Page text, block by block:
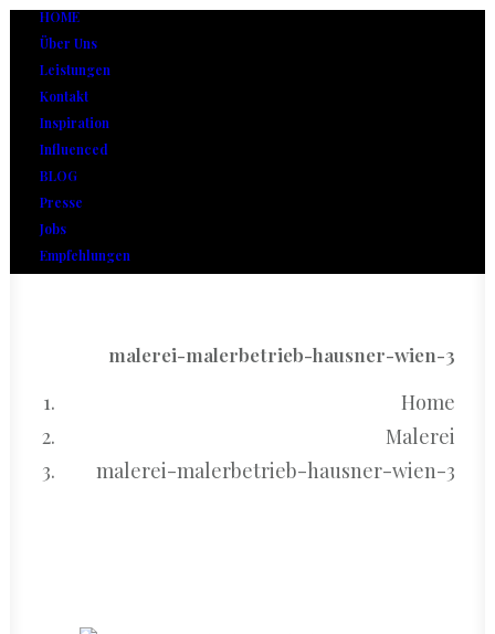
HOME
Über Uns
Leistungen
Kontakt
Inspiration
Influenced
BLOG
Presse
Jobs
Empfehlungen
malerei-malerbetrieb-hausner-wien-3
Home
Malerei
malerei-malerbetrieb-hausner-wien-3